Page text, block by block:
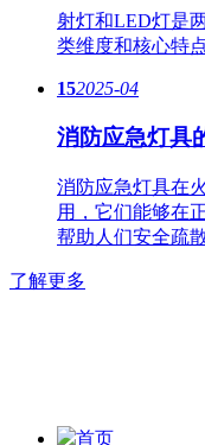
射灯和LED灯是
类维度和核心特
152025-04
消防应急灯具
消防应急灯具在
用，它们能够在
帮助人们安全疏散
了解更多
首页